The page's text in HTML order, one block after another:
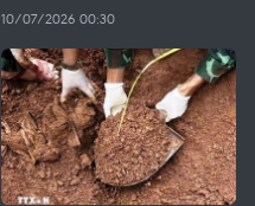
10/07/2026 00:30